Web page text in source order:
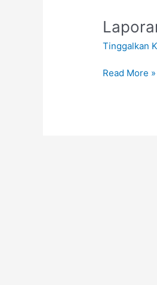
Tinggalkan
Laporan
Kinerja
2020
Read More »